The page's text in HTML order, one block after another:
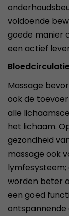
voldoende
goede manier
een actief
Massage
ook de
alle
het lichaam.
gezondheid
massage ook
worden beter
een goed